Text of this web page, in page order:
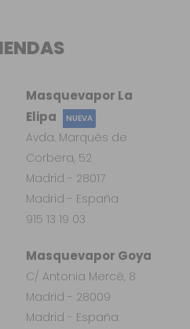
Masquevapor Goya
C/ Antonia Mercé, 8
Madrid - 28009
Madrid - España
Masquevapor La
Elipa
NUEVA
Avda. Marqués de
Corbera, 52
Madrid - 28017
Madrid - España
915 13 19 03